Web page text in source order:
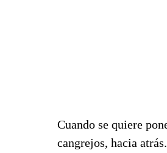
Cuando se quiere
cangrejos, hacia